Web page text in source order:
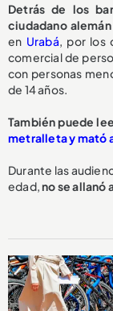
Detrás de los
ciudadano
en Urabá, por los
comercial de
con personas
de 14 años.
También puede
metralleta y mató
Durante las
edad,no se allanó